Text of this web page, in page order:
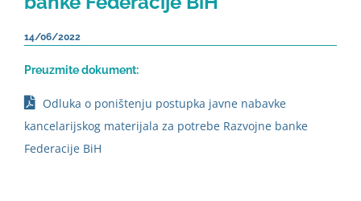
14/06/2022
Preuzmite dokument:
Odluka o poništenju postupka javne nabavke
kancelarijskog materijala za potrebe Razvojne banke
Federacije BiH